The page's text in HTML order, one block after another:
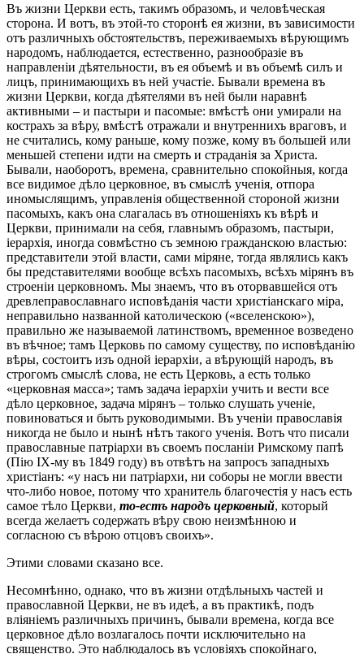
Въ жизни Церкви есть, такимъ образомъ, и человѣческая
сторона. И вотъ, въ этой-то сторонѣ ея жизни, въ зависимости
отъ различныхъ обстоятельствъ, переживаемыхъ вѣрующимъ
народомъ, наблюдается, естественно, разнообразіе въ
направленіи дѣятельности, въ ея объемѣ и въ объемѣ силъ и
лицъ, принимающихъ въ ней участіе. Бывали времена въ
жизни Церкви, когда дѣятелями въ ней были наравнѣ
активными – и пастыри и пасомые: вмѣстѣ они умирали на
кострахъ за вѣру, вмѣстѣ отражали и внутреннихъ враговъ, и
не считались, кому раньше, кому позже, кому въ большей или
меньшей степени идти на смерть и страданія за Христа.
Бывали, наоборотъ, времена, сравнительно спокойныя, когда
все видимое дѣло церковное, въ смыслѣ ученія, отпора
иномыслящимъ, управленія общественной стороной жизни
пасомыхъ, какъ она слагалась въ отношеніяхъ къ вѣрѣ и
Церкви, принимали на себя, главнымъ образомъ, пастыри,
іерархія, иногда совмѣстно съ земною гражданскою властью:
представители этой власти, сами міряне, тогда являлись какъ
бы представителями вообще всѣхъ пасомыхъ, всѣхъ мірянъ въ
строеніи церковномъ. Мы знаемъ, что въ оторвавшейся отъ
древлеправославнаго исповѣданія части христіанскаго міра,
неправильно названной католическою («вселенскою»),
правильно же называемой латинствомъ, временное возведено
въ вѣчное; тамъ Церковь по самому существу, по исповѣданію
вѣры, состоитъ изъ одной іерархіи, а вѣрующій народъ, въ
строгомъ смыслѣ слова, не есть Церковь, а есть только
«церковная масса»; тамъ задача іерархіи учить и вести все
дѣло церковное, задача мірянъ – только слушать ученіе,
повиноваться и быть руководимыми. Въ ученіи православія
никогда не было и нынѣ нѣтъ такого ученія. Вотъ что писали
православные патріархи въ своемъ посланіи Римскому папѣ
(Пію ІХ-му въ 1849 году) въ отвѣтъ на запросъ западныхъ
христіанъ: «у насъ ни патріархи, ни соборы не могли ввести
что-либо новое, потому что хранитель благочестія у насъ есть
самое тѣло Церкви, то-естъ народъ церковный, который
всегда желаетъ содержать вѣру свою неизмѣнною и
согласною съ вѣрою отцовъ своихъ».
Этими словами сказано все.
Несомнѣнно, однако, что въ жизни отдѣльныхъ частей и
православной Церкви, не въ идеѣ, а въ практикѣ, подъ
вліяніемъ различныхъ причинъ, бывали времена, когда все
церковное дѣло возлагалось почти исключительно на
священство. Это наблюдалось въ условіяхъ спокойнаго,